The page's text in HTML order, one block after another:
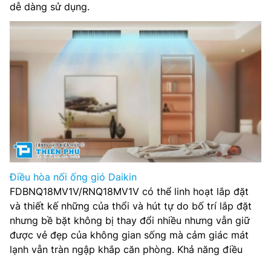
dễ dàng sử dụng.
Điều hòa nối ống gió Daikin
FDBNQ18MV1V/RNQ18MV1V có thể linh hoạt lắp đặt
và thiết kế những của thổi và hút tự do bố trí lắp đặt
nhưng bề bặt không bị thay đổi nhiều nhưng vẫn giữ
được vẻ đẹp của không gian sống mà cảm giác mát
lạnh vẫn tràn ngập khắp căn phòng. Khả năng điều